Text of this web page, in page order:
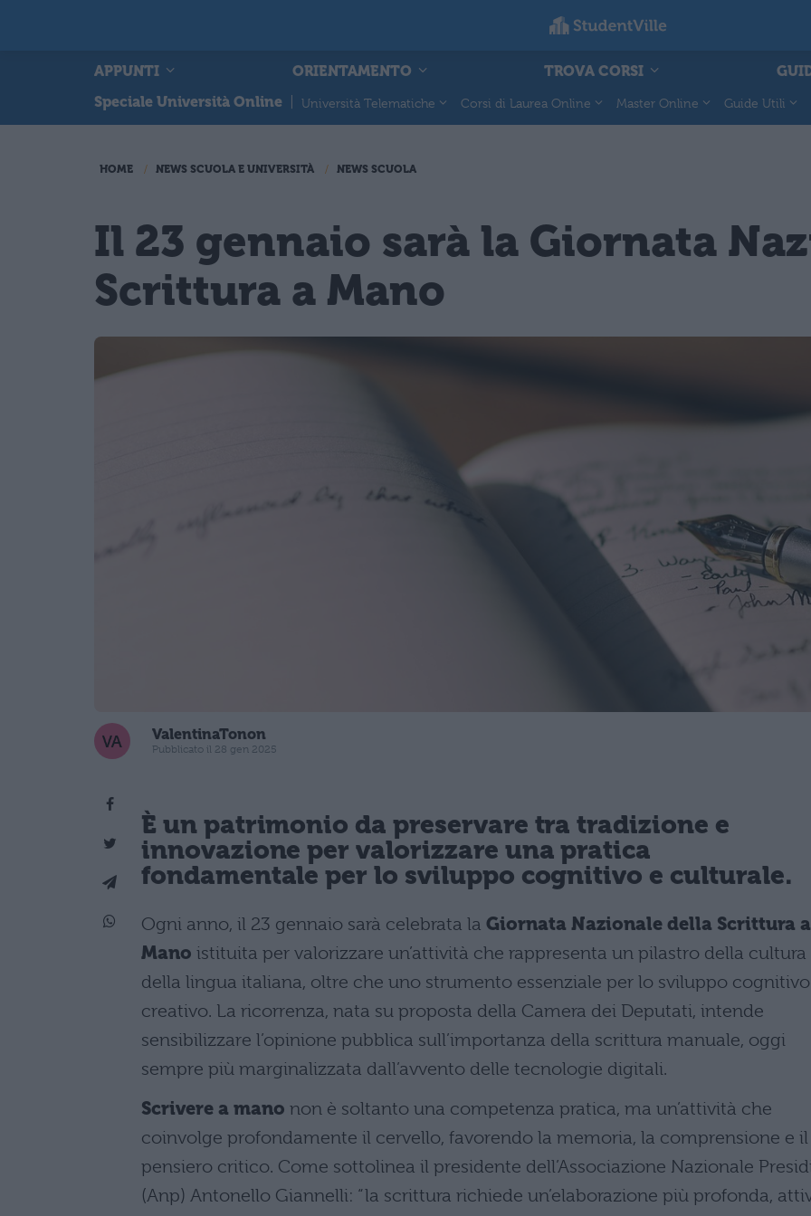
APPUNTI ORIENTAMENTO TROVA CORSI
Speciale Università Online
Università Telematiche Corsi di Laurea Online Master Online Guide Utili
HOME NEWS SCUOLA E UNIVERSITÀ NEWS SCUOLA
Il 23 gennaio sarà la Giornata
Scrittura a Mano
ValentinaTonon
Pubblicato il 28 gen 2025
È un patrimonio da preservare tra tradizione e
innovazione per valorizzare una pratica
fondamentale per lo sviluppo cognitivo e culturale.
Ogni anno, il 23 gennaio sarà celebrata la Giornata Nazionale della Scrittura a
Mano istituita per valorizzare un’attività che rappresenta un pilastro della cultura
della lingua italiana, oltre che uno strumento essenziale per lo sviluppo
creativo. La ricorrenza, nata su proposta della Camera dei Deputati, intende
sensibilizzare l’opinione pubblica sull’importanza della scrittura manuale, oggi
sempre più marginalizzata dall’avvento delle tecnologie digitali.
Scrivere a mano non è soltanto una competenza pratica, ma un’attività che
coinvolge profondamente il cervello, favorendo la memoria, la comprensione e il
pensiero critico. Come sottolinea il presidente dell’Associazione Nazionale
(Anp) Antonello Giannelli: “la scrittura richiede un’elaborazione più profonda,